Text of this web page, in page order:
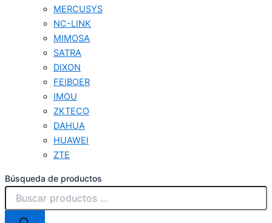
MERCUSYS
NC-LINK
MIMOSA
SATRA
DIXON
FEIBOER
IMOU
ZKTECO
DAHUA
HUAWEI
ZTE
Búsqueda de productos